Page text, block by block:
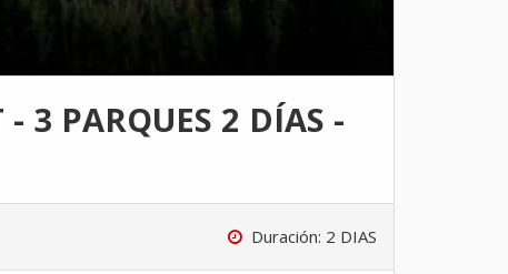
3 PARQUES 2 DÍAS -
Duración: 2 DIAS